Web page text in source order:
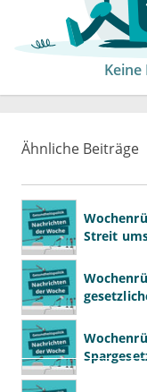
Ähnliche Beiträge
Streit